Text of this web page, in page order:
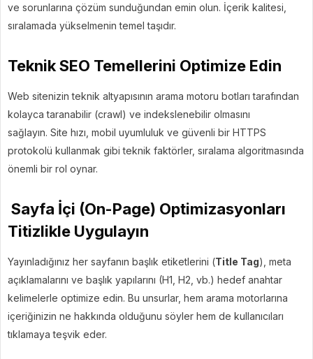
ve sorunlarına çözüm sunduğundan emin olun. İçerik kalitesi,
sıralamada yükselmenin temel taşıdır.
Teknik SEO Temellerini Optimize Edin
Web sitenizin teknik altyapısının arama motoru botları tarafından
kolayca taranabilir (crawl) ve indekslenebilir olmasını
sağlayın. Site hızı, mobil uyumluluk ve güvenli bir HTTPS
protokolü kullanmak gibi teknik faktörler, sıralama algoritmasında
önemli bir rol oynar.
Sayfa İçi (On-Page) Optimizasyonları
Titizlikle Uygulayın
Yayınladığınız her sayfanın başlık etiketlerini (Title Tag), meta
açıklamalarını ve başlık yapılarını (H1, H2, vb.) hedef anahtar
kelimelerle optimize edin. Bu unsurlar, hem arama motorlarına
içeriğinizin ne hakkında olduğunu söyler hem de kullanıcıları
tıklamaya teşvik eder.